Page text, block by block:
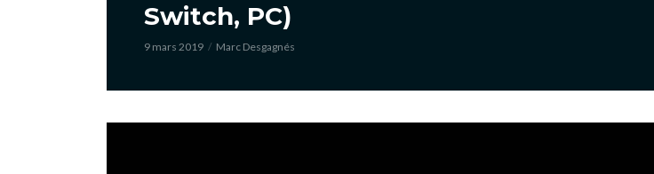
Switch, PC)
9 mars 2019 Marc Desgagnés